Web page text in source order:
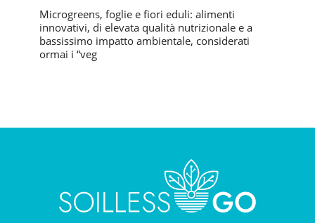
Microgreens, foglie e fiori eduli: alimenti
innovativi, di elevata qualità nutrizionale e a
bassissimo impatto ambientale, considerati
ormai i “veg